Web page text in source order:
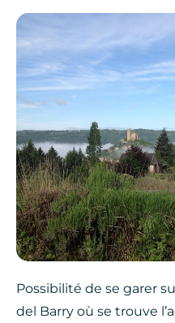
Possibilité de se garer
del Barry où se trouve